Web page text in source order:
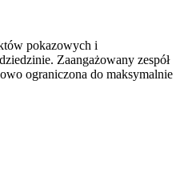
pokazowych i
Zaangażowany zespół
ograniczona do maksymalnie